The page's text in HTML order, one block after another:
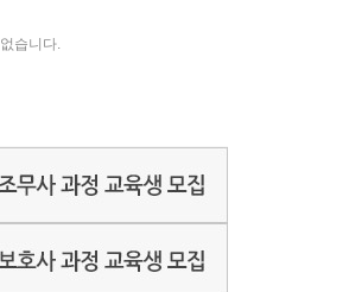
습니다.